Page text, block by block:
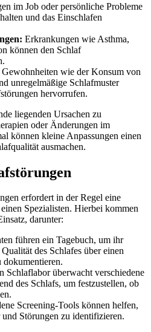
im Job oder persönliche Probleme
und das Einschlafen
Erkrankungen wie Asthma,
können den Schlaf
Gewohnheiten wie der Konsum von
unregelmäßige Schlafmuster
hervorrufen.
liegenden Ursachen zu
oder Änderungen im
können kleine Anpassungen einen
ausmachen.
erfordert in der Regel eine
Spezialisten. Hierbei kommen
darunter:
führen ein Tagebuch, um ihr
des Schlafes über einen
dokumentieren.
Schlaflabor überwacht verschiedene
des Schlafs, um festzustellen, ob
Screening-Tools können helfen,
Störungen zu identifizieren.